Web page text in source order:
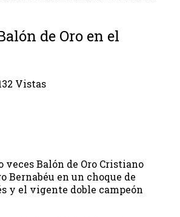
de Oro en el
Vistas
Balón de Oro Cristiano
Bernabéu en un choque de
y el vigente doble campeón